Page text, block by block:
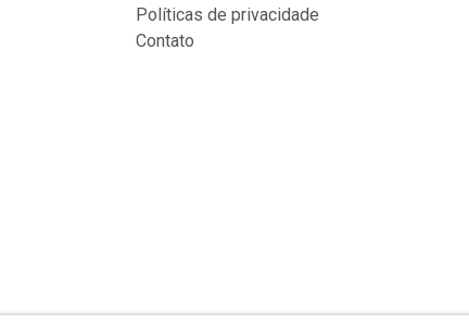
Políticas de privacidade
Contato